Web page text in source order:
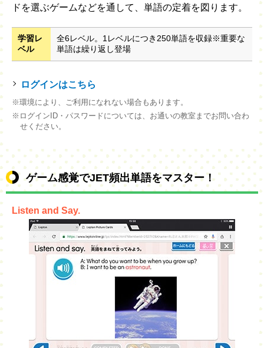
ドを選ぶゲームなどを通して、単語の定着を図ります。
学習レ
ベル
全6レベル。1レベルにつき250単語を収録※重要な
単語は繰り返し登場
ログインはこちら
※環境により、ご利用になれない場合もあります。
※ログインID・パスワードについては、お通いの教室までお問い合わ
せください。
ゲーム感覚でJET頻出単語をマスター！
Listen and Say.